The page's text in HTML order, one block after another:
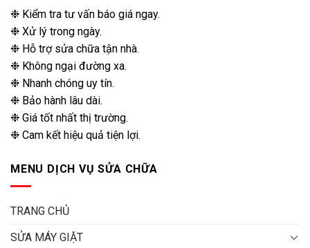
❉ Kiểm tra tư vấn báo giá ngay.
❉ Xử lý trong ngày.
❉ Hỗ trợ sửa chữa tận nhà.
❉ Không ngại đường xa.
❉ Nhanh chóng uy tín.
❉ Bảo hành lâu dài.
❉ Giá tốt nhất thị trường.
❉ Cam kết hiệu quả tiện lợi.
MENU DỊCH VỤ SỬA CHỮA
TRANG CHỦ
SỬA MÁY GIẶT